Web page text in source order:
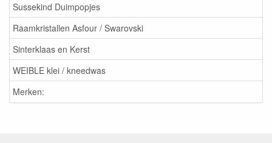
Sussekind Duimpopjes
Raamkristallen Asfour / Swarovski
Sinterklaas en Kerst
WEIBLE klei / kneedwas
Merken: